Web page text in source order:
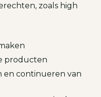
zoals high
producten
en continueren van